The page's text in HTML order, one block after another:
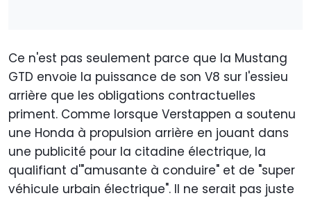
Ce n'est pas seulement parce que la Mustang
GTD envoie la puissance de son V8 sur l'essieu
arrière que les obligations contractuelles
priment. Comme lorsque Verstappen a soutenu
une Honda à propulsion arrière en jouant dans
une publicité pour la citadine électrique, la
qualifiant d'"amusante à conduire" et de "super
véhicule urbain électrique". Il ne serait pas juste